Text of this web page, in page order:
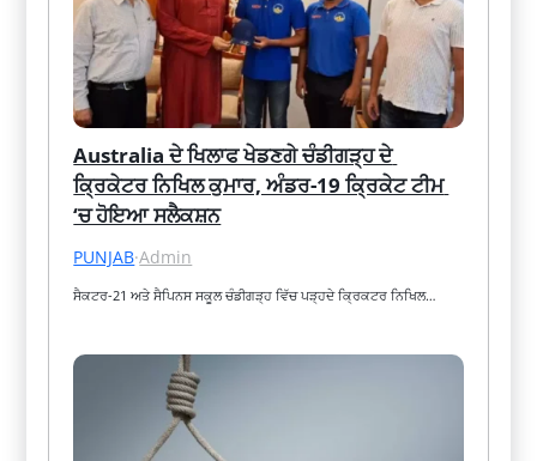
Australia ਦੇ ਖਿਲਾਫ ਖੇਡਣਗੇ ਚੰਡੀਗੜ੍ਹ ਦੇ
ਕ੍ਰਿਕੇਟਰ ਨਿਖਿਲ ਕੁਮਾਰ, ਅੰਡਰ-19 ਕ੍ਰਿਕੇਟ ਟੀਮ
‘ਚ ਹੋਇਆ ਸਲੈਕਸ਼ਨ
PUNJAB·Admin
ਸੈਕਟਰ-21 ਅਤੇ ਸੈਪਿਨਸ ਸਕੂਲ ਚੰਡੀਗੜ੍ਹ ਵਿੱਚ ਪੜ੍ਹਦੇ ਕ੍ਰਿਕਟਰ ਨਿਖਿਲ…